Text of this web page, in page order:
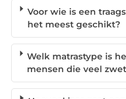
Voor wie is een
het meest geschikt?
Welk matrastype is
mensen die veel